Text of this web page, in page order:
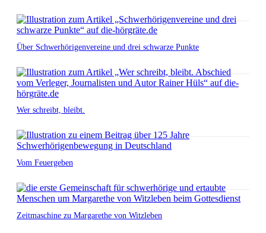
Über Schwerhörigenvereine und drei schwarze Punkte
Wer schreibt, bleibt.
Vom Feuergeben
Zeitmaschine zu Margarethe von Witzleben